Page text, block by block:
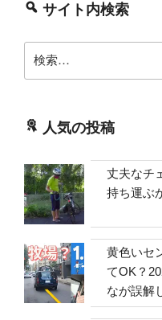
サイト内検索
索:
人気の投稿
丈夫なチ
持ち運ぶ
黄色いセ
てOK？
なが誤解